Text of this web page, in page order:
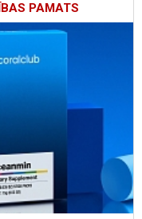
PAMATS